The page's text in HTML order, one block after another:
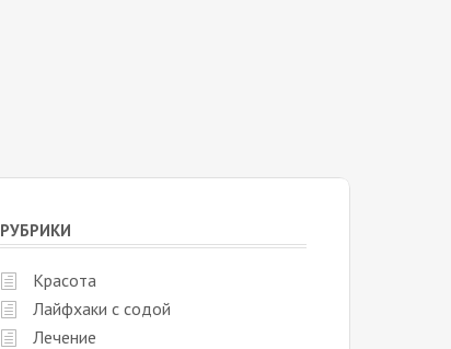
РУБРИКИ
Красота
Лайфхаки с содой
Лечение